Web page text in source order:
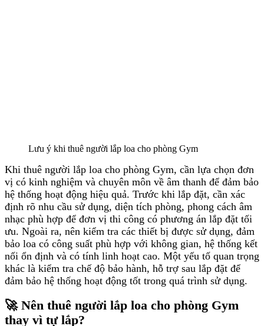
Lưu ý khi thuê người lắp loa cho phòng Gym
Khi thuê người lắp loa cho phòng Gym, cần lựa chọn đơn
vị có kinh nghiệm và chuyên môn về âm thanh để đảm bảo
hệ thống hoạt động hiệu quả. Trước khi lắp đặt, cần xác
định rõ nhu cầu sử dụng, diện tích phòng, phong cách âm
nhạc phù hợp để đơn vị thi công có phương án lắp đặt tối
ưu. Ngoài ra, nên kiểm tra các thiết bị được sử dụng, đảm
bảo loa có công suất phù hợp với không gian, hệ thống kết
nối ổn định và có tính linh hoạt cao. Một yếu tố quan trọng
khác là kiểm tra chế độ bảo hành, hỗ trợ sau lắp đặt để
đảm bảo hệ thống hoạt động tốt trong quá trình sử dụng.
🚀 Nên thuê người lắp loa cho phòng Gym
thay vì tự lắp?